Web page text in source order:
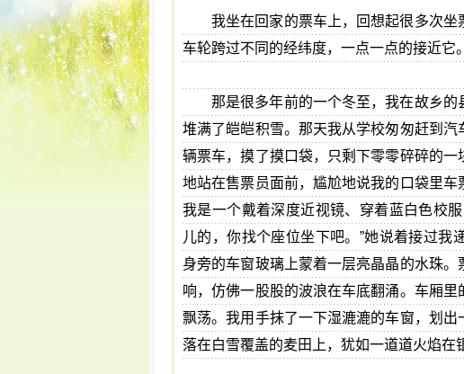
我坐在回家的票车上，回想起很多次
车轮跨过不同的经纬度，一点一点的接近它。
那是很多年前的一个冬至，我在故乡
堆满了皑皑积雪。那天我从学校匆匆赶到
辆票车，摸了摸口袋，只剩下零零碎碎的
地站在售票员面前，尴尬地说我的口袋里
我是一个戴着深度近视镜、穿着蓝白色校
儿的，你找个座位坐下吧。”她说着接过我
身旁的车窗玻璃上蒙着一层亮晶晶的水珠
响，仿佛一股股的波浪在车底翻涌。车厢
飘荡。我用手抹了一下湿漉漉的车窗，划
落在白雪覆盖的麦田上，犹如一道道火焰在